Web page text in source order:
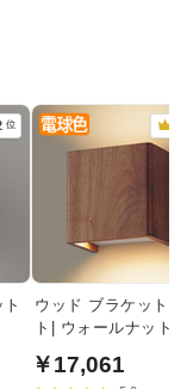
ウッド ブラケット
ト| ウォールナット
￥17,061